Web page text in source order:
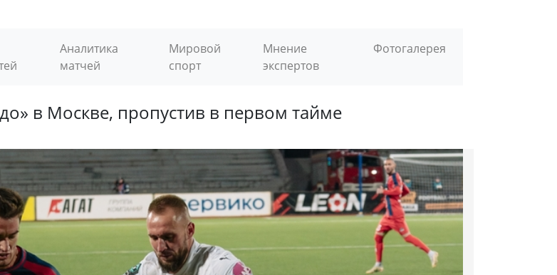
Аналитика
матчей
Мировой
спорт
Мнение
экспертов
Фотогалерея
в Москве, пропустив в первом тайме